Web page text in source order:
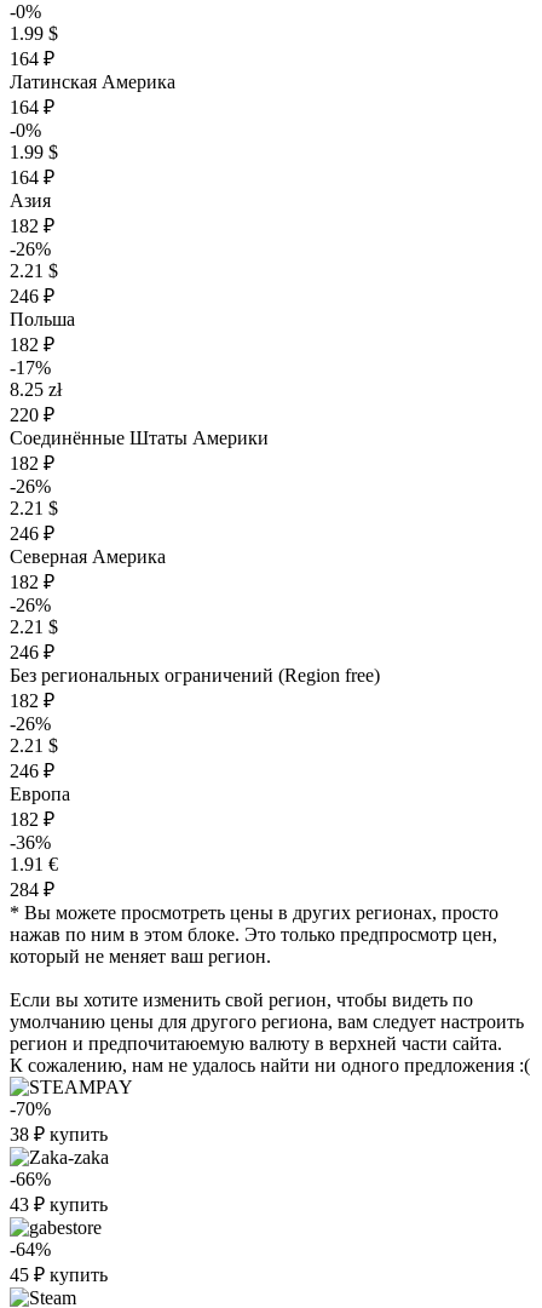
-0%
1.99 $
164 ₽
Латинская Америка
164 ₽
-0%
1.99 $
164 ₽
Азия
182 ₽
-26%
2.21 $
246 ₽
Польша
182 ₽
-17%
8.25 zł
220 ₽
Соединённые Штаты Америки
182 ₽
-26%
2.21 $
246 ₽
Северная Америка
182 ₽
-26%
2.21 $
246 ₽
Без региональных ограничений (Region free)
182 ₽
-26%
2.21 $
246 ₽
Европа
182 ₽
-36%
1.91 €
284 ₽
* Вы можете просмотреть цены в других регионах, просто
нажав по ним в этом блоке. Это только предпросмотр цен,
который не меняет ваш регион.
Если вы хотите изменить свой регион, чтобы видеть по
умолчанию цены для другого региона, вам следует настроить
регион и предпочитаюемую валюту в верхней части сайта.
К сожалению, нам не удалось найти ни одного предложения :(
-70%
38 ₽ купить
-66%
43 ₽ купить
-64%
45 ₽ купить